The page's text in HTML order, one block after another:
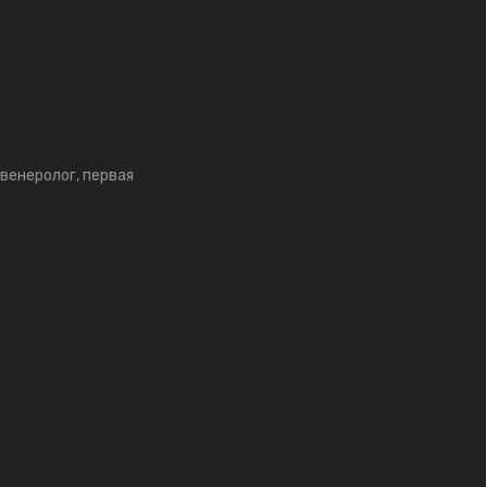
первая